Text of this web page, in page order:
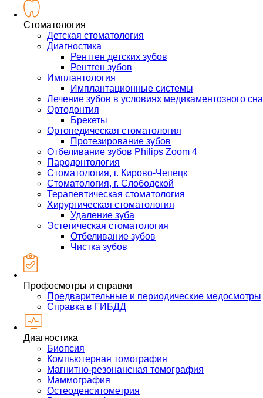
Стоматология
Детская стоматология
Диагностика
Рентген детских зубов
Рентген зубов
Имплантология
Имплантационные системы
Лечение зубов в условиях медикаментозного сна
Ортодонтия
Брекеты
Ортопедическая стоматология
Протезирование зубов
Отбеливание зубов Philips Zoom 4
Пародонтология
Стоматология, г. Кирово-Чепецк
Стоматология, г. Слободской
Терапевтическая стоматология
Хирургическая стоматология
Удаление зуба
Эстетическая стоматология
Отбеливание зубов
Чистка зубов
Профосмотры и справки
Предварительные и периодические медосмотры
Справка в ГИБДД
Диагностика
Биопсия
Компьютерная томография
Магнитно-резонансная томография
Маммография
Остеоденситометрия